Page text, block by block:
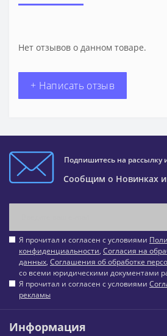
Нет отзывов о данном товаре.
+ Написать отзыв
Подпишитесь на рассылку
Сообщим о Новинках и
Я прочитал и согласен с условиями
конфиденциальности, Согласия на
данных, Соглашения об обработке
со всеми юридическими документами
Я прочитал и согласен с условиями
рекламы
Информация